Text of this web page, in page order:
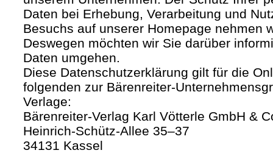
Daten bei Erhebung, Verarbeitung und
Besuchs auf unserer Homepage nehmen
Deswegen möchten wir Sie darüber
Daten umgehen.
Diese Datenschutzerklärung gilt für die
folgenden zur Bärenreiter-
Verlage:
Bärenreiter-Verlag Karl Vötterle GmbH &
Heinrich-Schütz-Allee 35–37
34131 Kassel